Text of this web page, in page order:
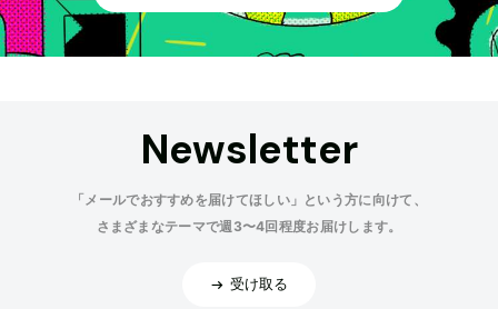
Newsletter
「メールでおすすめを届けてほしい」という方に向けて、
さまざまなテーマで週3〜4回程度お届けします。
受け取る